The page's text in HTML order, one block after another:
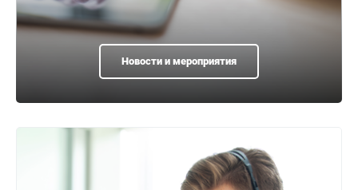
Новости и мероприятия